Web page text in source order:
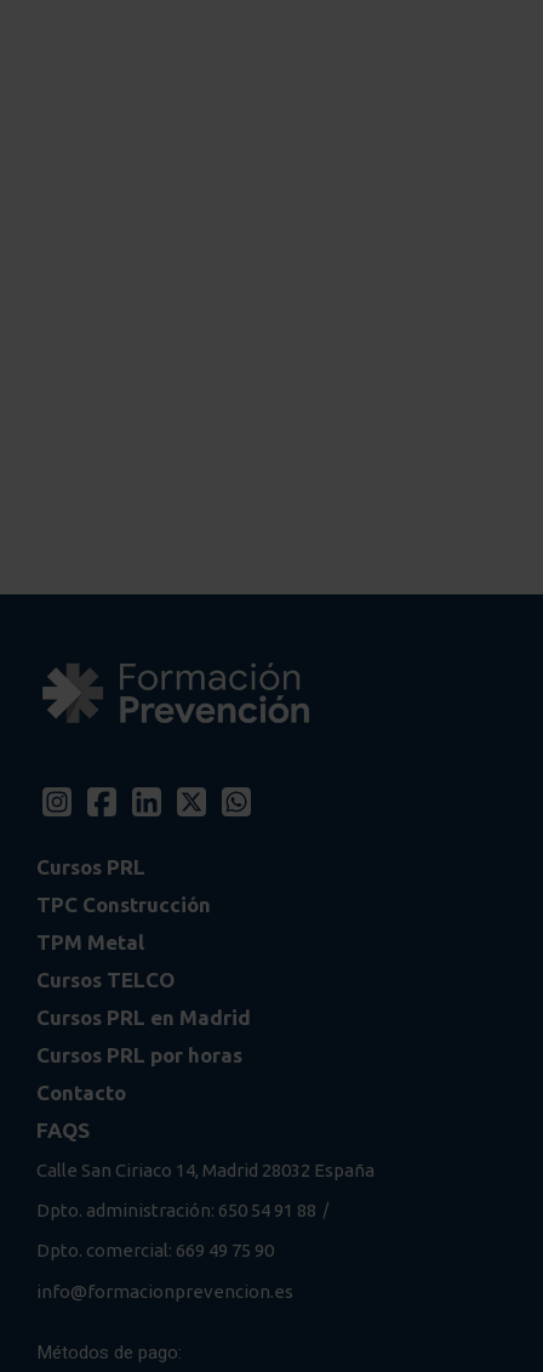
Cursos PRL
TPC Construcción
TPM Metal
Cursos TELCO
Cursos PRL en Madrid
Cursos PRL por horas
Contacto
FAQS
Calle San Ciriaco 14, Madrid 28032 España
Dpto. administración: 650 54 91 88 /
Dpto. comercial: 669 49 75 90
info@formacionprevencion.es
Métodos de pago: